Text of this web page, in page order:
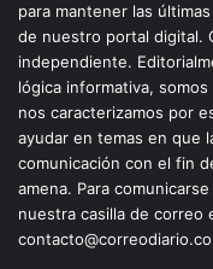
para mantener las
de nuestro portal digital.
independiente.
lógica informativa,
nos caracterizamos por
ayudar en temas en que
comunicación con el fin
amena. Para
nuestra casilla de correo